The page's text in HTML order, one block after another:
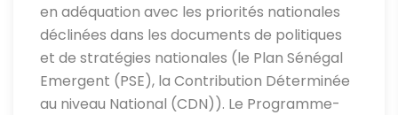
en adéquation avec les priorités nationales
déclinées dans les documents de politiques
et de stratégies nationales (le Plan Sénégal
Emergent (PSE), la Contribution Déterminée
au niveau National (CDN)). Le Programme-